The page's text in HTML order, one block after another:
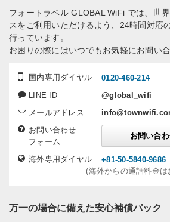
国内専用ダイヤル
0120-460-214
LINE ID
@global_wifi
メールアドレス
お問い合わせ
フォーム
お問い合
海外専用ダイヤル
+81-50-5840-9686
(海外からの通話料金
フォートラベル GLOBAL WiFi では、世
スをご利用いただけるよう、24時間対応
行っています。
お困りの際にはいつでもお気軽にお問い
万一の場合に備えた安心補償パック